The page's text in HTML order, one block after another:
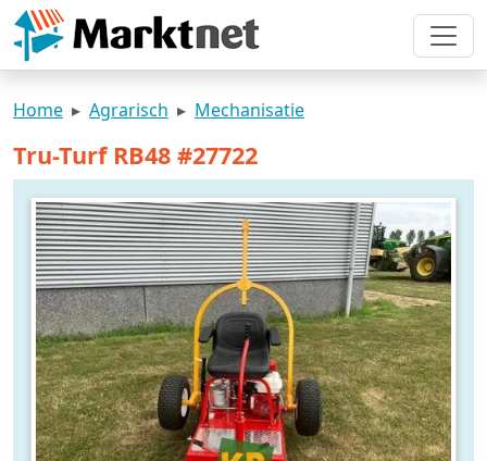
Home Agrarisch Mechanisatie
Tru-Turf RB48 #27722